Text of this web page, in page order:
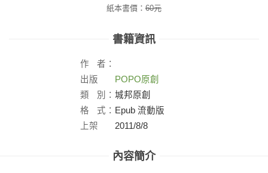
紙本書價： 60元
書籍資訊
作
者：
出版
社：
POPO原創
類
別： 城邦原創
格
式： Epub 流動版
上架
2011/8/8
內容簡介